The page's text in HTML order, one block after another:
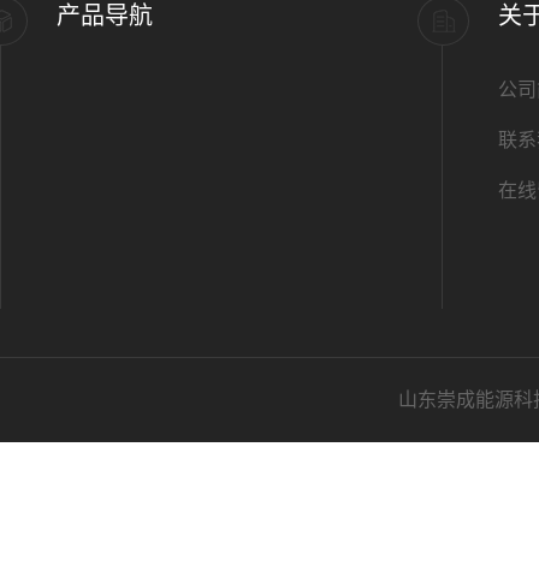
产品导航 关
公
联
在
山东崇成能源